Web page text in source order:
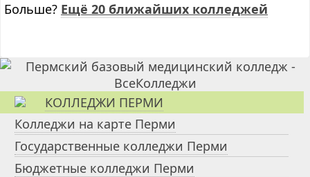
Больше? Ещё 20 ближайших колледжей
КОЛЛЕДЖИ ПЕРМИ
Колледжи на карте Перми
Государственные колледжи Перми
Бюджетные колледжи Перми